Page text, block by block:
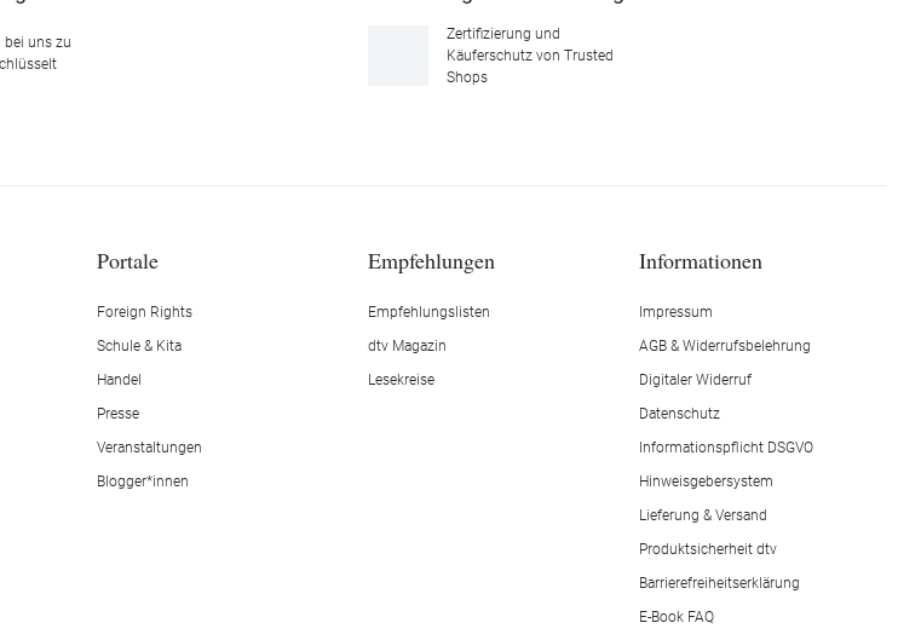
bei uns zu
Zertifizierung und
Käuferschutz von Trusted
Shops
Portale
Foreign Rights
Schule & Kita
Handel
Presse
Veranstaltungen
Blogger*innen
Empfehlungen
Empfehlungslisten
dtv Magazin
Lesekreise
Informationen
Impressum
AGB & Widerrufsbelehrung
Digitaler Widerruf
Datenschutz
Informationspflicht DSGVO
Hinweisgebersystem
Lieferung & Versand
Produktsicherheit dtv
Barrierefreiheitserklärung
E-Book FAQ